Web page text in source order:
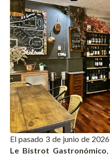
El pasado 3 de junio de
Le Bistrot Gastronómico